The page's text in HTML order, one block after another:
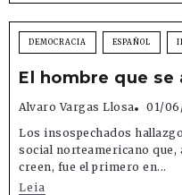
DEMOCRACIA ESPAÑOL
El hombre que se
Alvaro Vargas Llosa
01/
Los insospechados
social norteamericano que,
creen, fue el primero en...
Leia